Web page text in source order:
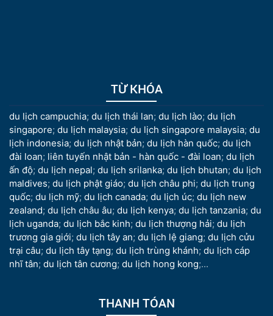
TỪ KHÓA
du lịch campuchia; du lịch thái lan; du lịch lào; du lịch
singapore; du lịch malaysia; du lịch singapore malaysia; du
lịch indonesia; du lịch nhật bản; du lịch hàn quốc; du lịch
đài loan; liên tuyến nhật bản - hàn quốc - đài loan; du lịch
ấn độ; du lịch nepal; du lịch srilanka; du lịch bhutan; du lịch
maldives; du lịch phật giáo; du lịch châu phi; du lịch trung
quốc; du lịch mỹ; du lịch canada; du lịch úc; du lịch new
zealand; du lịch châu âu; du lịch kenya; du lịch tanzania; du
lịch uganda; du lịch bắc kinh; du lịch thượng hải; du lịch
trương gia giới; du lịch tây an; du lịch lệ giang; du lịch cửu
trại câu; du lịch tây tạng; du lịch trùng khánh; du lịch cáp
nhĩ tân; du lịch tân cương; du lịch hong kong;...
THANH TÓAN